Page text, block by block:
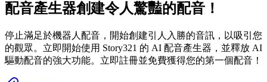
配音產生器創建令人驚豔的配音！
停止滿足於機器人配音，開始創建引人入勝的音訊，以吸引您
的觀眾。立即開始使用 Story321 的 AI 配音產生器，並釋放 AI
驅動配音的強大功能。立即註冊並免費獲得您的第一個配音！